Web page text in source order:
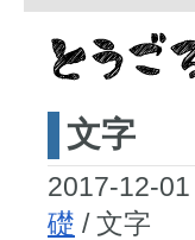
文字
2017-12-
礎 / 文字